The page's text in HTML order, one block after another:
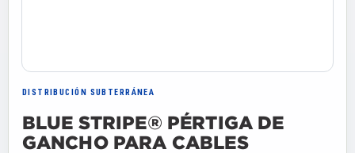
DISTRIBUCIÓN SUBTERRÁNEA
BLUE STRIPE® PÉRTIGA DE
GANCHO PARA CABLES